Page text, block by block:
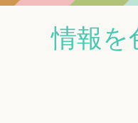
情報を